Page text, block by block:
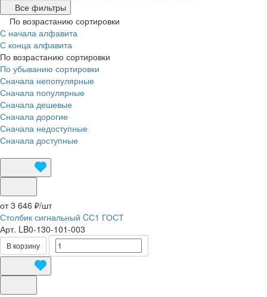
Все фильтры
По возрастанию сортировки
С начала алфавита
С конца алфавита
По возрастанию сортировки
По убыванию сортировки
Сначала непопулярные
Сначала популярные
Сначала дешевые
Сначала дорогие
Сначала недоступные
Сначала доступные
от 3 646 ₽/шт
Столбик сигнальный CС1 ГОСТ
Арт. LB0-130-101-003
В корзину